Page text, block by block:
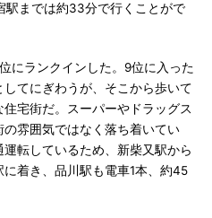
駅までは約33分で行くことがで
にランクインした。9位に入った
てにぎわうが、そこから歩いて
宅街だ。スーパーやドラッグス
の雰囲気ではなく落ち着いてい
転しているため、新柴又駅から
着き、品川駅も電車1本、約45